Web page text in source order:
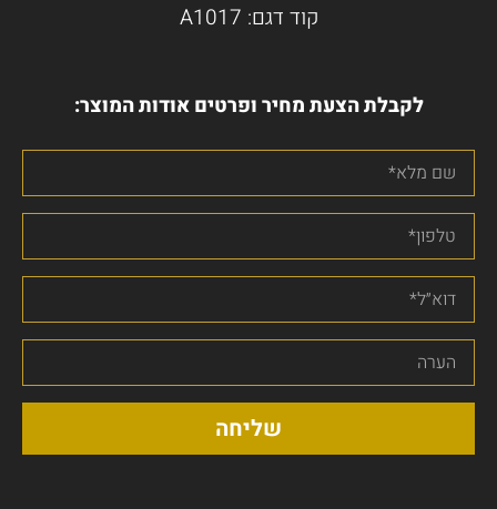
קוד דגם: A1017
לקבלת הצעת מחיר ופרטים אודות המוצר:
שליחה